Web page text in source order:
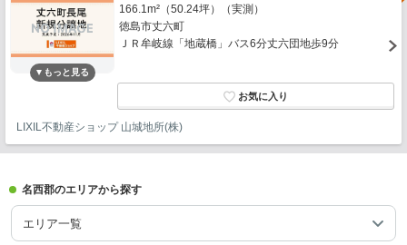
166.1m²（50.24坪）（実測）
徳島市丈六町
ＪＲ牟岐線「地蔵橋」バス6分丈六団地歩9分
LIXIL不動産ショップ 山城地所(株)
名西郡のエリアから探す
エリア一覧